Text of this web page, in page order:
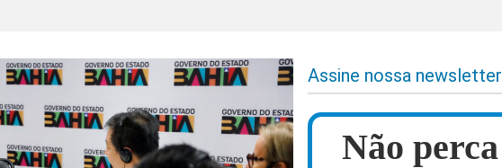
Assine nossa newsletter
Não perca